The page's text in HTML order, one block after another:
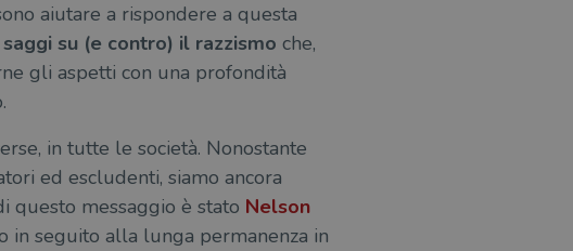
aiutare a rispondere a questa
saggi su (e contro) il razzismo che,
gli aspetti con una profondità
in tutte le società. Nonostante
ed escludenti, siamo ancora
questo messaggio è stato Nelson
in seguito alla lunga permanenza in